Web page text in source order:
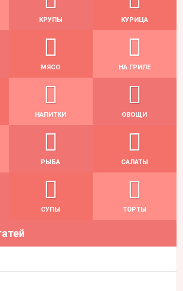
КРУПЫ КУРИЦА
МЯСО НА ГРИЛЕ
НАПИТКИ ОВОЩИ
РЫБА САЛАТЫ
СУПЫ ТОРТЫ